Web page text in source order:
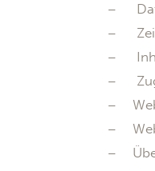
–
–
–
–
–
–
–